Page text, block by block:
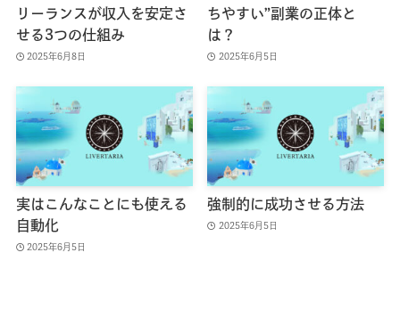
リーランスが収入を安定さ
せる3つの仕組み
2025年6月8日
ちやすい”副業の正体と
は？
2025年6月5日
実はこんなことにも使える
自動化
2025年6月5日
強制的に成功させる方法
2025年6月5日